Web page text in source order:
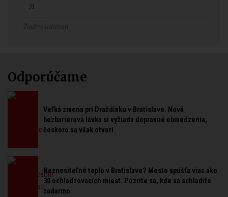
31
Odporúčame
Veľká zmena pri Draždiaku v Bratislave. Nová
bezbariérová lávka si vyžiada dopravné obmedzenia,
čoskoro sa však otvorí
Neznesiteľné teplo v Bratislave? Mesto spúšťa viac ako
30 ochladzovacích miest. Pozrite sa, kde sa schladíte
zadarmo